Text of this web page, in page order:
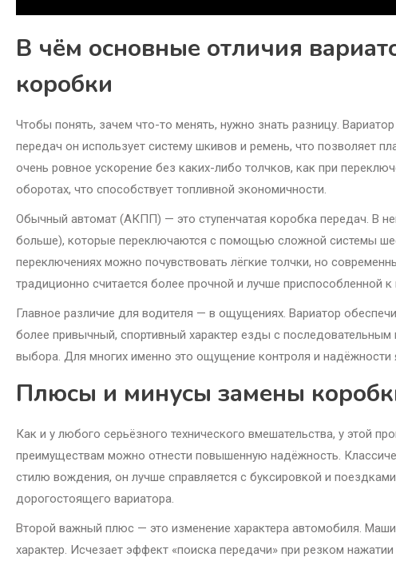
В чём основные отличия
коробки
Чтобы понять, зачем что-то менять, нужно знать разницу.
передач он использует систему шкивов и ремень, что позволяет
очень ровное ускорение без каких-либо толчков, как при
оборотах, что способствует топливной экономичности.
Обычный автомат (АКПП) — это ступенчатая коробка передач. В
больше), которые переключаются с помощью сложной системы
переключениях можно почувствовать лёгкие толчки, но
традиционно считается более прочной и лучше приспособленной
Главное различие для водителя — в ощущениях. Вариатор
более привычный, спортивный характер езды с
выбора. Для многих именно это ощущение контроля и надёжности
Плюсы и минусы замены
Как и у любого серьёзного технического вмешательства, у этой
преимуществам можно отнести повышенную надёжность.
стилю вождения, он лучше справляется с буксировкой и
дорогостоящего вариатора.
Второй важный плюс — это изменение характера автомобиля.
характер. Исчезает эффект «поиска передачи» при резком